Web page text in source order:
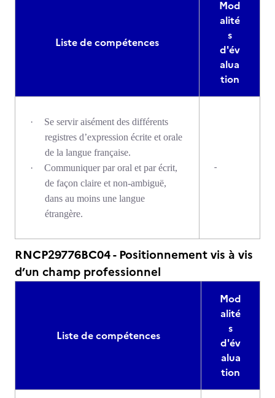
Liste de compétences
Mod
alité
s
d'év
alua
tion
·
Se servir aisément des différents
registres d’expression écrite et orale
de la langue française.
·
Communiquer par oral et par écrit,
de façon claire et non-ambiguë,
dans au moins une langue
étrangère.
-
RNCP29776BC04 - Positionnement vis à vis
d’un champ professionnel
Liste de compétences
Mod
alité
s
d'év
alua
tion